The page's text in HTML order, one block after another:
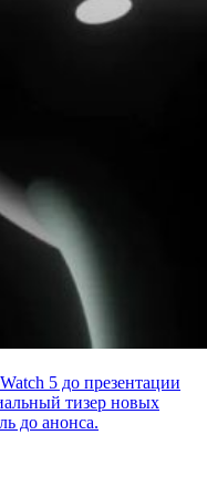
5 до презентации
тизер новых
до анонса.